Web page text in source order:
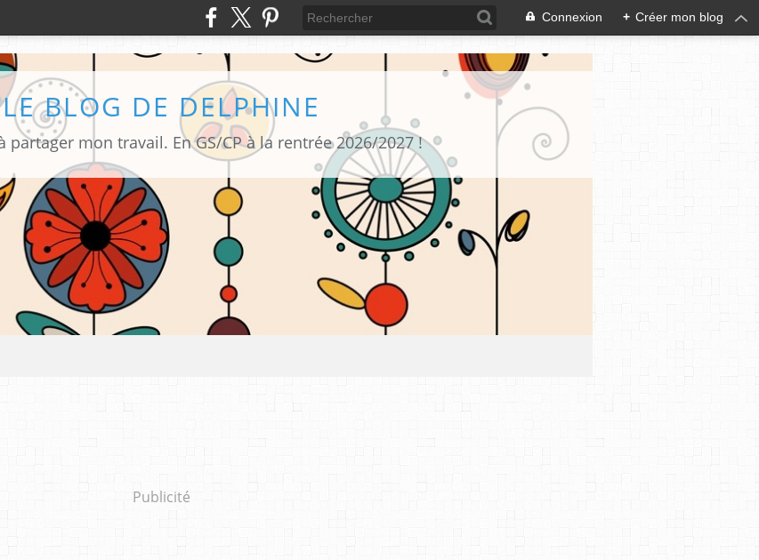
Connexion + Créer mon blog
LE BLOG DE DELPHINE
partager mon travail. En GS/CP à la rentrée 2026/2027 !
Publicité